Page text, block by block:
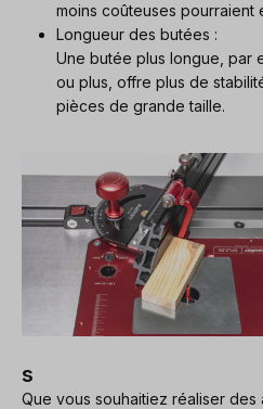
moins coûteuses pourraient
Longueur des butées :
Une butée plus longue, par
ou plus, offre plus de
pièces de grande taille.
s
Que vous souhaitiez réaliser des